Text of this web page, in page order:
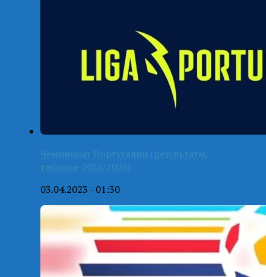
Чемпионат Португалии (результаты,
таблица-2025/2026)
03.04.2023 - 01:30